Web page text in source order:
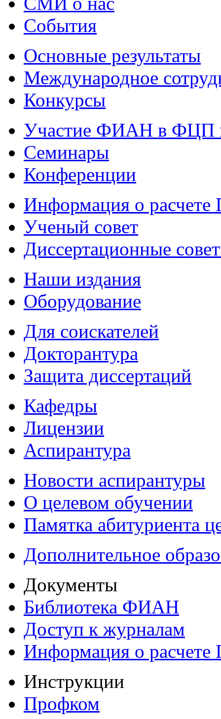
События
Основные результаты
Международное
Конкурсы
Участие ФИАН в ФЦП
Семинары
Конференции
Информация о
Ученый совет
Диссертационные
Наши издания
Оборудование
Для соискателей
Докторантура
Защита диссертаций
Кафедры
Лицензии
Аспирантура
Новости аспирантуры
О целевом обучении
Памятка абитуриента
Дополнительное
Документы
Библиотека ФИАН
Доступ к журналам
Информация о
Инструкции
Профком